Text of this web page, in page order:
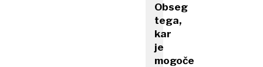
Obseg
tega,
kar
je
mogoče